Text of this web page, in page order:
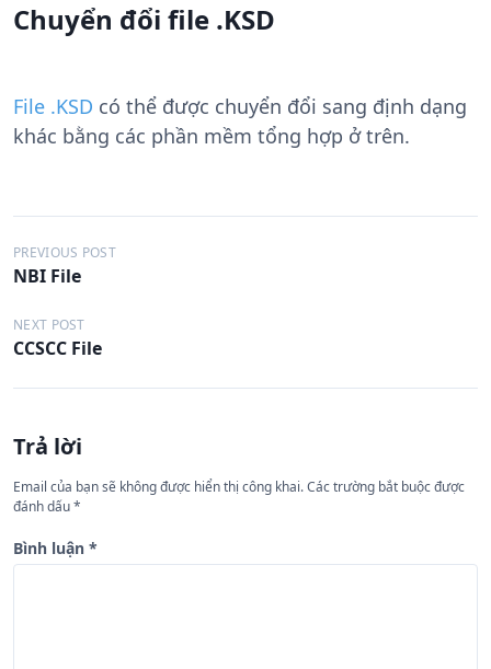
Chuyển đổi file .KSD
File .KSD có thể được chuyển đổi sang định dạng
khác bằng các phần mềm tổng hợp ở trên.
Đ
i
ề
u
h
ớ
n
g
b
PREVIOUS POST
NBI File
NEXT POST
CCSCC File
Trả lời
Email của bạn sẽ không được hiển thị công khai.Các trường bắt buộc được
đánh dấu*
Bình luận *